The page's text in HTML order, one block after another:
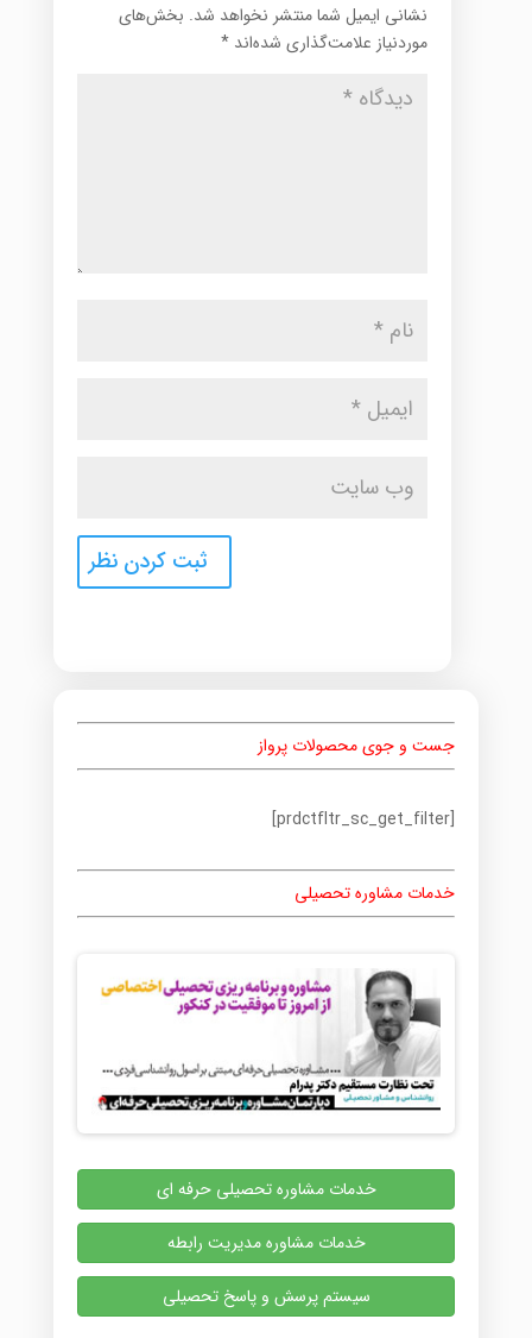
نشانی ایمیل شما منتشر نخواهد شد. بخش‌های
موردنیاز علامت‌گذاری شده‌اند *
جست و جوی محصولات پرواز
[prdctfltr_sc_get_filter]
خدمات مشاوره تحصیلی
خدمات مشاوره تحصیلی حرفه ای
خدمات مشاوره مدیریت رابطه
سیستم پرسش و پاسخ تحصیلی